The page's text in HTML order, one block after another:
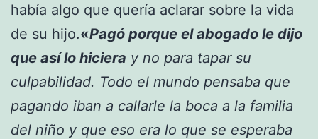
había algo que quería aclarar sobre la vida
de su hijo.«Pagó porque el abogado le dijo
que así lo hiciera y no para tapar su
culpabilidad. Todo el mundo pensaba que
pagando iban a callarle la boca a la familia
del niño y que eso era lo que se esperaba